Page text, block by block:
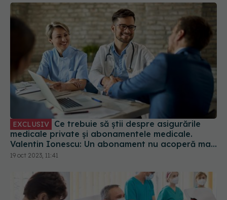
Ce trebuie să știi despre asigurările
medicale private și abonamentele medicale.
Valentin Ionescu: Un abonament nu acoperă mai
nimic. Vă induc în eroare
19 oct 2023, 11:41